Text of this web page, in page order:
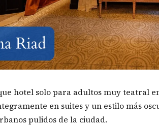
hotel solo para adultos muy teatral
en suites y un estilo más
pulidos de la ciudad.